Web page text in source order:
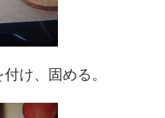
け、固める。